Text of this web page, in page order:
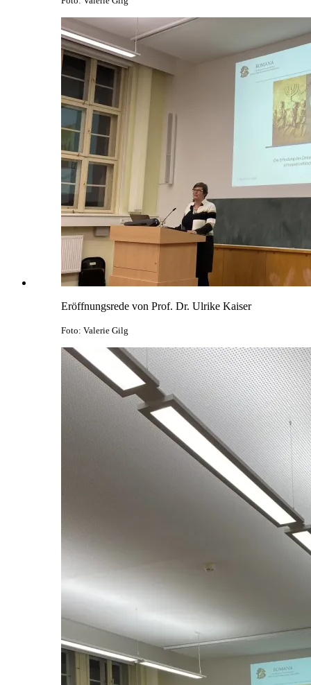
Eröffnungsrede von Prof. Dr. Ulrike Kaiser
Foto: Valerie Gilg